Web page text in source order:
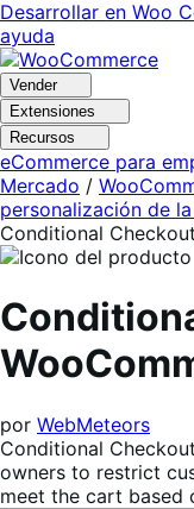
Ir
a
navegación
Saltar
al
contenido
Desarrollar en Woo
ayuda
Vender
Extensiones
Recursos
eCommerce para
Mercado /
personalización de
Conditional Checkout
por WebMeteors
Conditional
owners to restrict
meet the cart based